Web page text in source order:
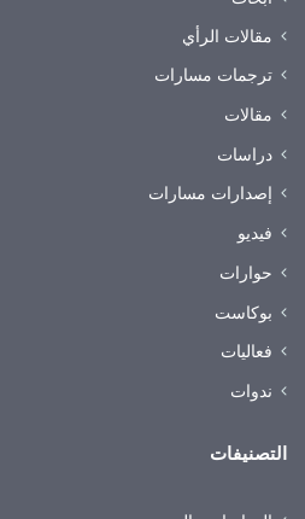
مقالات الرأي
ترجمات مسارات
مقالات
دراسات
إصدارات مسارات
فيديو
حوارات
بوكاست
فعاليات
ندوات
التصنيفات